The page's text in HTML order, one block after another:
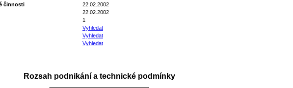
činnosti
22.02.2002
22.02.2002
1
Vyhledat
Vyhledat
Vyhledat
Rozsah podnikání a technické podmínky